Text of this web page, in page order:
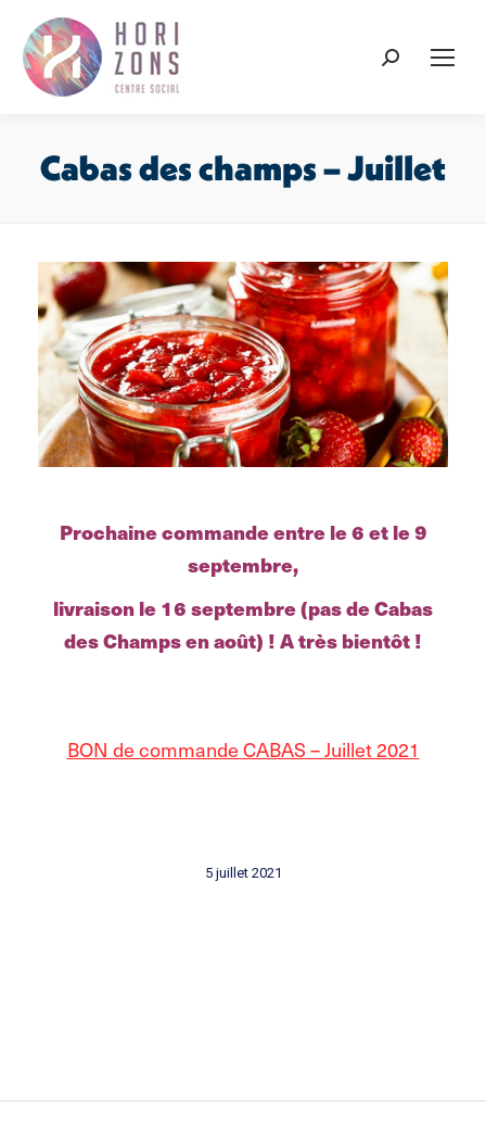
Recherche
Cabas des champs – Juillet
Prochaine commande entre le 6 et le 9
septembre,
livraison le 16 septembre (pas de Cabas
des Champs en août) ! A très bientôt !
BON de commande CABAS – Juillet 2021
5 juillet 2021